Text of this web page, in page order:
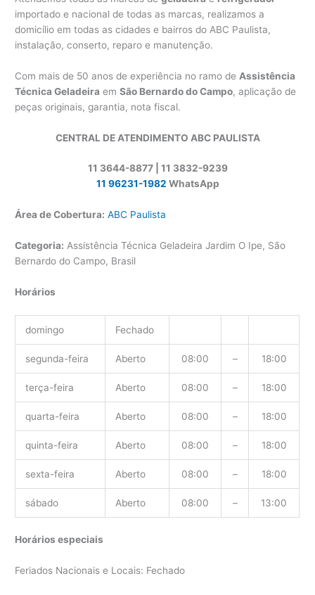
importado e nacional de todas as marcas, realizamos a
domicílio em todas as cidades e bairros do ABC Paulista,
instalação, conserto, reparo e manutenção.
Com mais de 50 anos de experiência no ramo de Assistência
Técnica Geladeira emSão Bernardo do Campo, aplicação de
peças originais, garantia, nota fiscal.
CENTRAL DE ATENDIMENTO ABC PAULISTA
11 3644-8877 | 11 3832-9239
11 96231-1982 WhatsApp
Área de Cobertura: ABC Paulista
Categoria: Assistência Técnica Geladeira Jardim O Ipe, São
Bernardo do Campo, Brasil
Horários
domingo Fechado
segunda-feira Aberto 08:00 – 18:00
terça-feira Aberto 08:00 – 18:00
quarta-feira Aberto 08:00 – 18:00
quinta-feira Aberto 08:00 – 18:00
sexta-feira Aberto 08:00 – 18:00
sábado Aberto 08:00 – 13:00
Horários especiais
Feriados Nacionais e Locais: Fechado